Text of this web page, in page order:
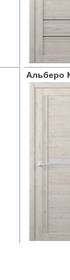
Альберо